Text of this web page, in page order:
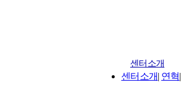
센터소개
센터소개| 연혁|